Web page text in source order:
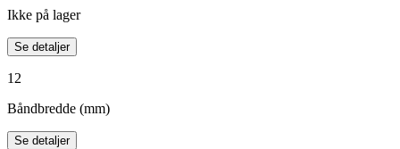
Ikke på lager
Se detaljer
12
Båndbredde (mm)
Se detaljer